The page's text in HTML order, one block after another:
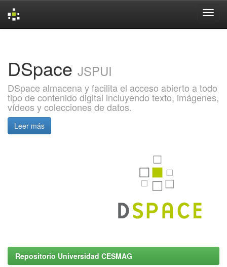
DSpace JSPUI
DSpace almacena y facilita el acceso abierto a todo
tipo de contenido digital incluyendo texto, imágenes,
vídeos y colecciones de datos.
Leer más
Repositorio Universidad CESMAG